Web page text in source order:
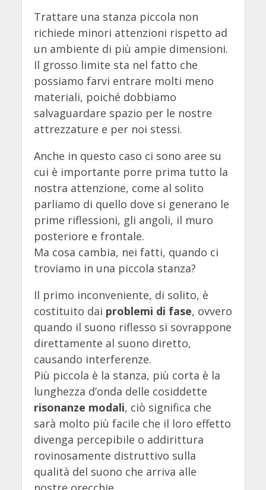
Trattare una stanza piccola non
richiede minori attenzioni rispetto ad
un ambiente di più ampie dimensioni.
Il grosso limite sta nel fatto che
possiamo farvi entrare molti meno
materiali, poiché dobbiamo
salvaguardare spazio per le nostre
attrezzature e per noi stessi.
Anche in questo caso ci sono aree su
cui è importante porre prima tutto la
nostra attenzione, come al solito
parliamo di quello dove si generano le
prime riflessioni, gli angoli, il muro
posteriore e frontale.
Ma cosa cambia, nei fatti, quando ci
troviamo in una piccola stanza?
Il primo inconveniente, di solito, è
costituito dai problemi di fase, ovvero
quando il suono riflesso si sovrappone
direttamente al suono diretto,
causando interferenze.
Più piccola è la stanza, più corta è la
lunghezza d’onda delle cosiddette
risonanze modali, ciò significa che
sarà molto più facile che il loro effetto
divenga percepibile o addirittura
rovinosamente distruttivo sulla
qualità del suono che arriva alle